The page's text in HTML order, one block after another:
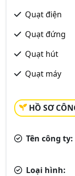
Quạt điện
Quạt đứng
Quạt hút
Quạt máy
HỒ SƠ
Tên công ty:
Loại hình: